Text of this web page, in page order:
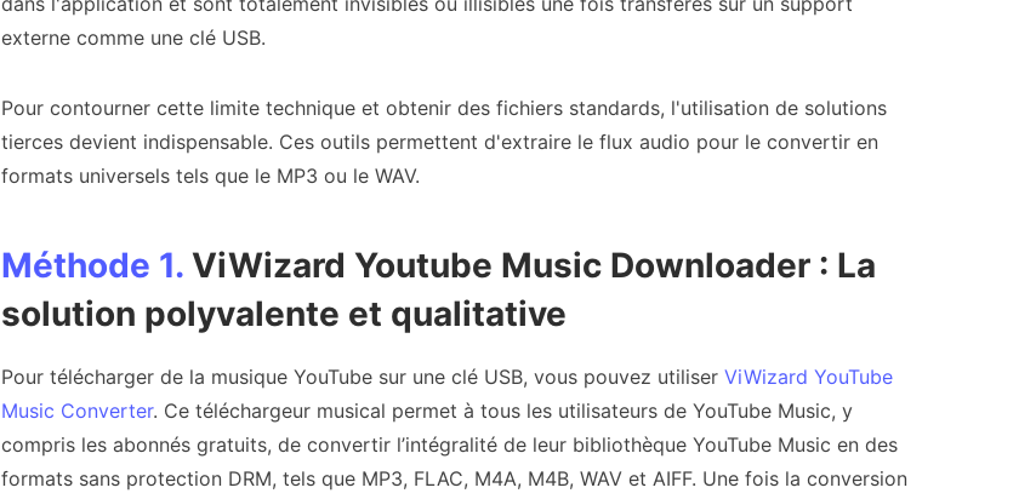
externe comme une clé USB.
Pour contourner cette limite technique et obtenir des fichiers standards, l'utilisation de solutions
tierces devient indispensable. Ces outils permettent d'extraire le flux audio pour le convertir en
formats universels tels que le MP3 ou le WAV.
Méthode 1. ViWizard Youtube Music Downloader : La
solution polyvalente et qualitative
Pour télécharger de la musique YouTube sur une clé USB, vous pouvez utiliser ViWizard YouTube
Music Converter. Ce téléchargeur musical permet à tous les utilisateurs de YouTube Music, y
compris les abonnés gratuits, de convertir l’intégralité de leur bibliothèque YouTube Music en des
formats sans protection DRM, tels que MP3, FLAC, M4A, M4B, WAV et AIFF. Une fois la conversion